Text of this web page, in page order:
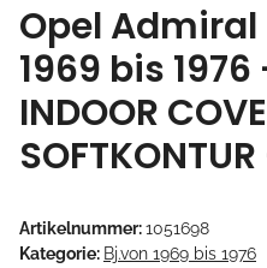
Opel Admiral
1969 bis 1976
INDOOR
Artikelnummer:1051698
Kategorie: Bj.von 1969 bis 1976